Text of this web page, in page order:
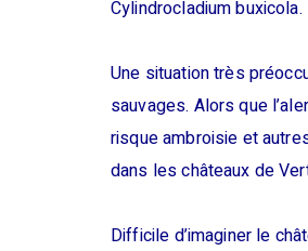
Cylindrocladium buxicola.
Une situation très
sauvages. Alors que
risque ambroisie et
dans les châteaux de
Difficile d’imaginer le